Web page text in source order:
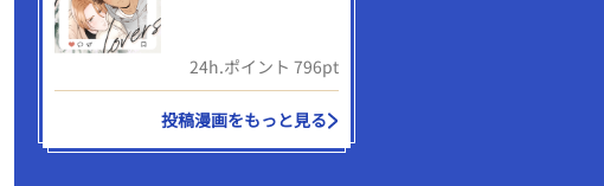
24h.ポイント 796pt
投稿漫画をもっと見る